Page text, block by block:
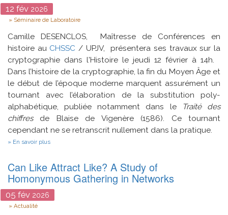
12 fév 2026
Type
Séminaire de Laboratoire
Camille DESENCLOS, Maîtresse de Conférences en
histoire au CHSSC / UPJV, présentera ses travaux sur la
cryptographie dans l'Histoire le jeudi 12 février à 14h.
Dans l’histoire de la cryptographie, la fin du Moyen Âge et
le début de l’époque moderne marquent assurément un
tournant avec l’élaboration de la substitution poly-
alphabétique, publiée notamment dans le
Traité des
chiffresde Blaise de Vigenère (1586). Ce tournant
cependant ne se retranscrit nullement dans la pratique.
En savoir plus
pas
si
simple
:
Can Like Attract Like? A Study of
Homonymous Gathering in Networks
05 fév 2026
Type
Actualité